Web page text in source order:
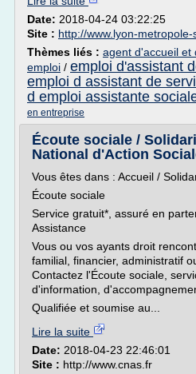
Date: 2018-04-24 03:22:25
Site : http://www.lyon-
Thèmes liés : agent d'accueil et
emploi / emploi d'assistant
emploi d assistant de
d emploi assistante
en entreprise
Écoute sociale /
National d'Action
Vous êtes dans : Accueil /
Écoute sociale
Service gratuit*, assuré en
Assistance
Vous ou vos ayants droit
familial, financier, administratif
Contactez l'Écoute sociale,
d'information,
Qualifiée et soumise au...
Lire la suite
Date: 2018-04-23 22:46:01
Site : http://www.cnas.fr